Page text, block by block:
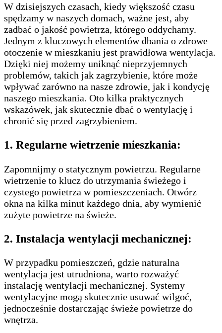
W dzisiejszych czasach, kiedy większość czasu
spędzamy w naszych domach, ważne jest, aby
zadbać o jakość powietrza, którego oddychamy.
Jednym z kluczowych elementów dbania o zdrowe
otoczenie w mieszkaniu jest prawidłowa wentylacja.
Dzięki niej możemy uniknąć nieprzyjemnych
problemów, takich jak zagrzybienie, które może
wpływać zarówno na nasze zdrowie, jak i kondycję
naszego mieszkania. Oto kilka praktycznych
wskazówek, jak skutecznie dbać o wentylację i
chronić się przed zagrzybieniem.
1. Regularne wietrzenie mieszkania:
Zapomnijmy o statycznym powietrzu. Regularne
wietrzenie to klucz do utrzymania świeżego i
czystego powietrza w pomieszczeniach. Otwórz
okna na kilka minut każdego dnia, aby wymienić
zużyte powietrze na świeże.
2. Instalacja wentylacji mechanicznej:
W przypadku pomieszczeń, gdzie naturalna
wentylacja jest utrudniona, warto rozważyć
instalację wentylacji mechanicznej. Systemy
wentylacyjne mogą skutecznie usuwać wilgoć,
jednocześnie dostarczając świeże powietrze do
wnętrza.